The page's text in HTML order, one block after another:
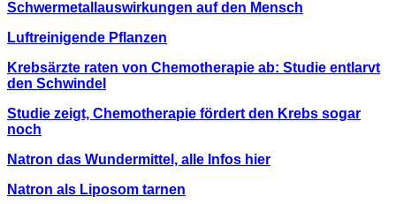
Schwermetallauswirkungen auf den Mensch
Luftreinigende Pflanzen
Krebsärzte raten von Chemotherapie ab: Studie entlarvt
den Schwindel
Studie zeigt, Chemotherapie fördert den Krebs sogar
noch
Natron das Wundermittel, alle Infos hier
Natron als Liposom tarnen